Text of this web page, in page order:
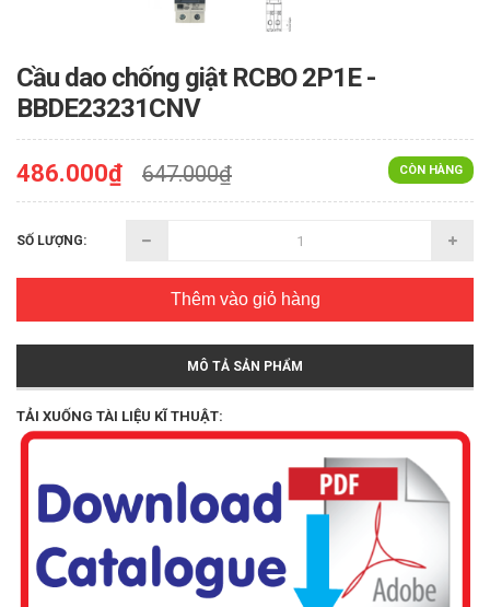
Cầu dao chống giật RCBO 2P1E -
BBDE23231CNV
CÒN HÀNG
486.000₫ 647.000₫
SỐ LƯỢNG:
Thêm vào giỏ hàng
MÔ TẢ SẢN PHẨM
TẢI XUỐNG TÀI LIỆU KĨ THUẬT: